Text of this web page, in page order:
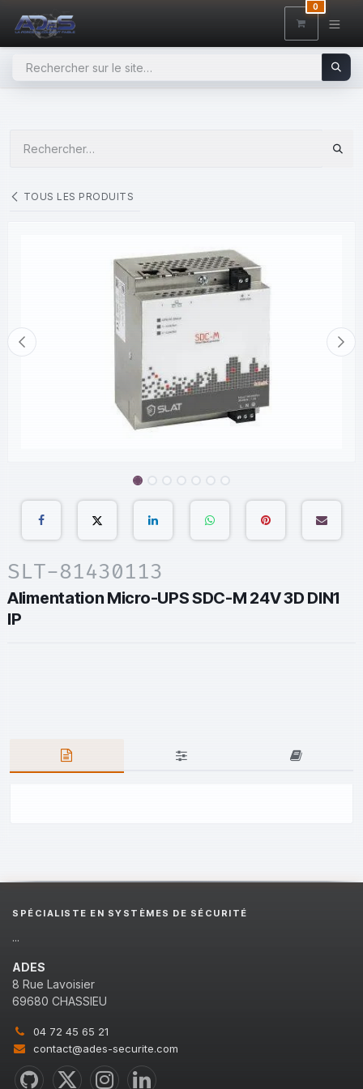
0
TOUS LES PRODUITS
SLT-81430113
Alimentation Micro-UPS SDC-M 24V 3D DIN1
IP
SPÉCIALISTE EN SYSTÈMES DE SÉCURITÉ
...
ADES
8 Rue Lavoisier
69680 CHASSIEU
04 72 45 65 21
contact@ades-securite.com